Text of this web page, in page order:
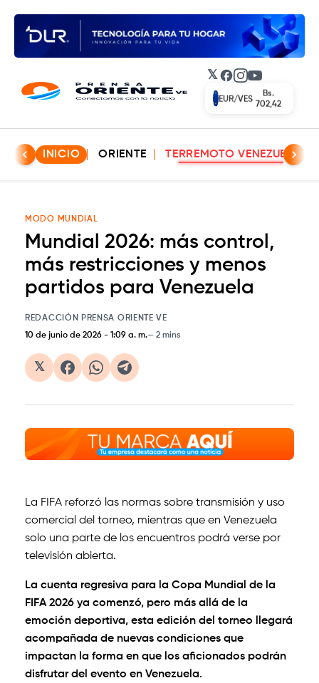
𝕏 Facebook
Instagram
YouTube
EUR/VES
Bs.
702,42
INICIO ORIENTE TERREMOTO VENEZUELA
MODO MUNDIAL
Mundial 2026: más control,
más restricciones y menos
partidos para Venezuela
REDACCIÓN PRENSA ORIENTE VE
10 de junio de 2026 - 1:09 a. m. 2 mins
𝕏
La FIFA reforzó las normas sobre transmisión y uso
comercial del torneo, mientras que en Venezuela
solo una parte de los encuentros podrá verse por
televisión abierta.
La cuenta regresiva para la Copa Mundial de la
FIFA 2026 ya comenzó, pero más allá de la
emoción deportiva, esta edición del torneo llegará
acompañada de nuevas condiciones que
impactan la forma en que los aficionados podrán
disfrutar del evento en Venezuela.